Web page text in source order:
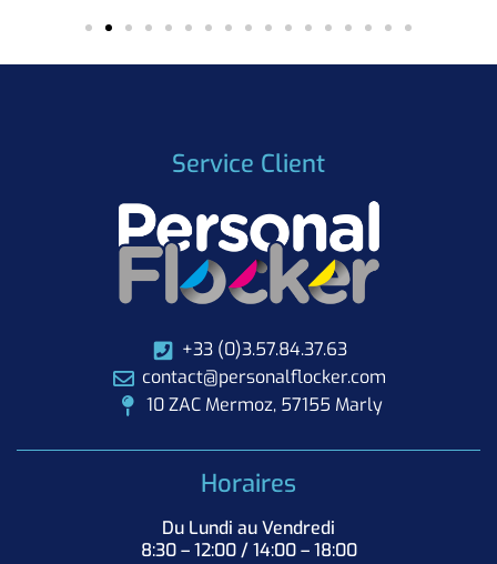
Service Client
+33 (0)3.57.84.37.63
contact@personalflocker.com
10 ZAC Mermoz, 57155 Marly
Horaires
Du Lundi au Vendredi
8:30 – 12:00 / 14:00 – 18:00